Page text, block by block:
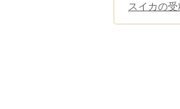
スイカの受